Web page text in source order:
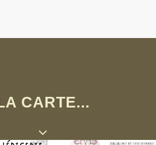
CARTE...